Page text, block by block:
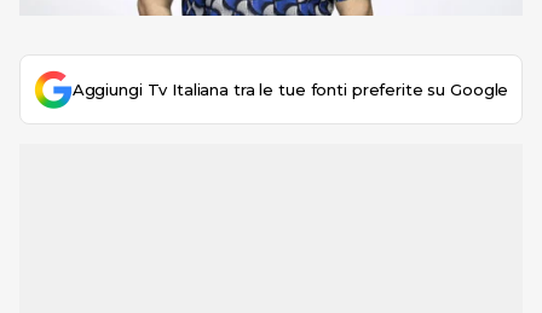
Aggiungi Tv Italiana tra le tue fonti preferite su Google